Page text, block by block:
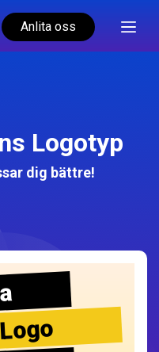
Anlita oss
Logotyp
dig bättre!